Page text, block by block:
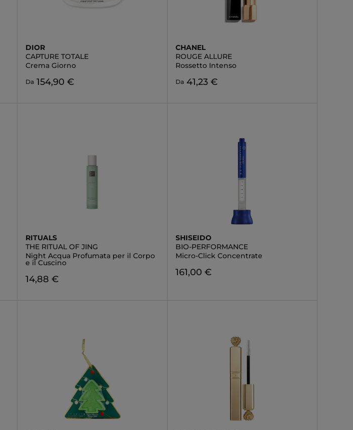
DIOR
CAPTURE TOTALE
Crema Giorno
Da 154,90 €
CHANEL
ROUGE ALLURE
Rossetto Intenso
Da 41,23 €
RITUALS
THE RITUAL OF JING
Night Acqua Profumata per il Corpo
e il Cuscino
14,88 €
SHISEIDO
BIO-PERFORMANCE
Micro-Click Concentrate
161,00 €